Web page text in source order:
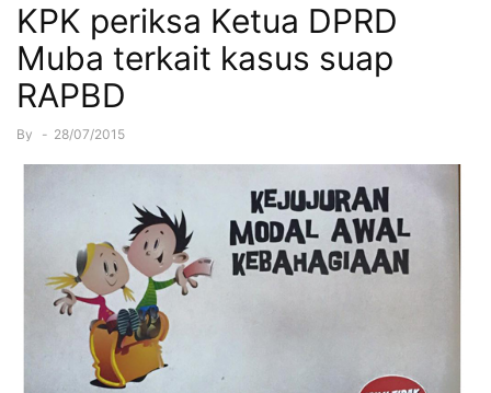
KPK periksa Ketua DPRD
Muba terkait kasus suap
RAPBD
By - 28/07/2015